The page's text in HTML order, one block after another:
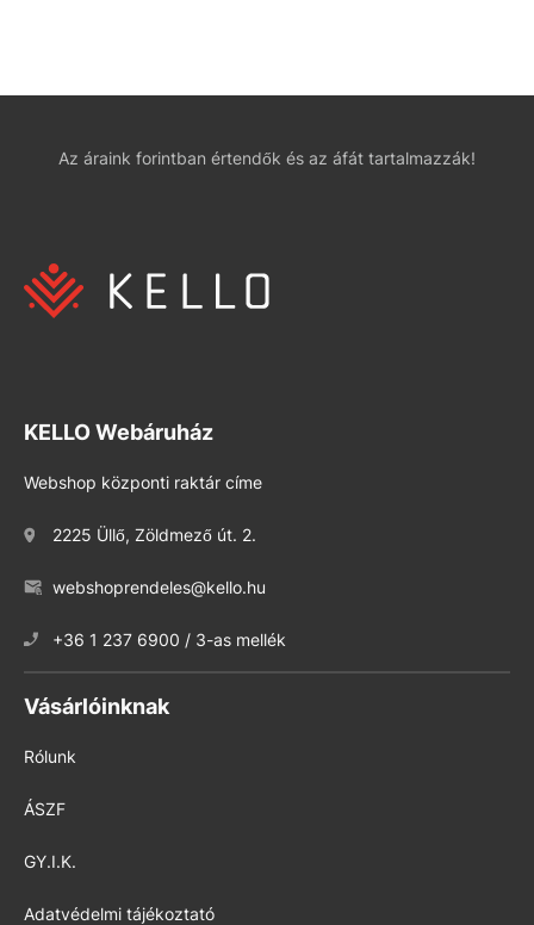
Az áraink forintban értendők és az áfát tartalmazzák!
KELLO Webáruház
Webshop központi raktár címe
2225 Üllő, Zöldmező út. 2.
webshoprendeles@kello.hu
+36 1 237 6900 / 3-as mellék
Vásárlóinknak
Rólunk
ÁSZF
GY.I.K.
Adatvédelmi tájékoztató